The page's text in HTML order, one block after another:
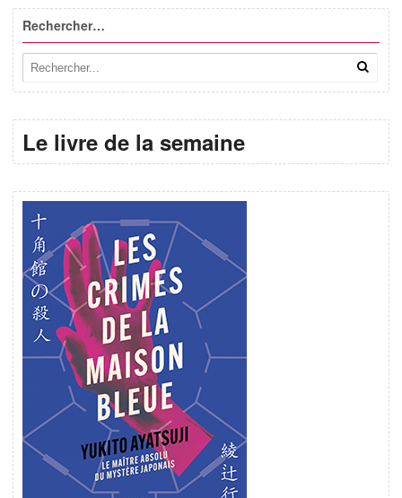
Rechercher…
Le livre de la semaine